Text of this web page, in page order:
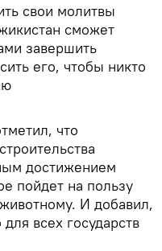
свои молитвы
сможет
завершить
его, чтобы никто
что
достижением
пойдет на пользу
И добавил,
всех государств